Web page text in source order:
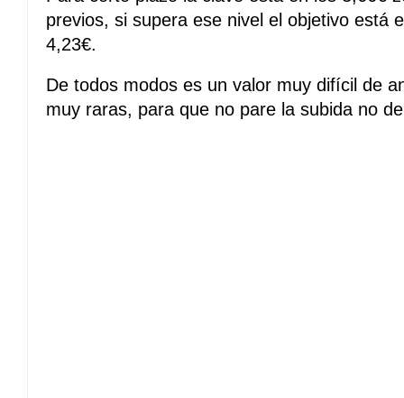
previos, si supera ese nivel el objetivo está
4,23€.
De todos modos es un valor muy difícil de
muy raras, para que no pare la subida no